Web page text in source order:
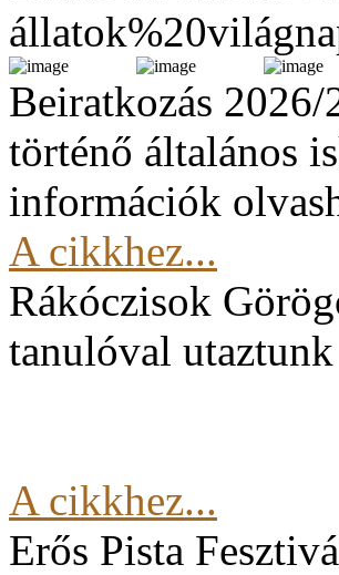
Beiratkozás 2026/
történő általános
információk
A cikkhez...
Rákóczisok
tanulóval
A cikkhez...
Erős Pista